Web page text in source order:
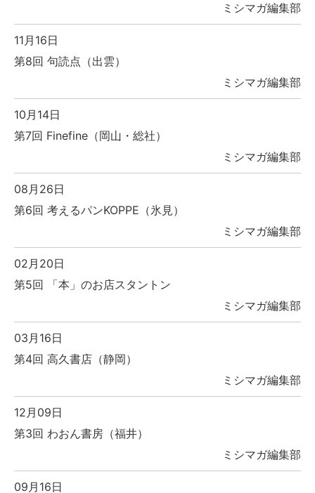
ミシマガ編集部
11月16日
第8回 句読点（出雲）
ミシマガ編集部
10月14日
第7回 Finefine（岡山・総社）
ミシマガ編集部
08月26日
第6回 考えるパンKOPPE（氷見）
ミシマガ編集部
02月20日
第5回 「本」のお店スタントン
ミシマガ編集部
03月16日
第4回 高久書店（静岡）
ミシマガ編集部
12月09日
第3回 わおん書房（福井）
ミシマガ編集部
09月16日